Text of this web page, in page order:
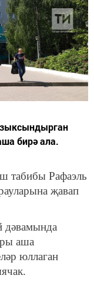
бирә ала.
табибы Рафаэль
җавап
дәвамында
аша
юллаган